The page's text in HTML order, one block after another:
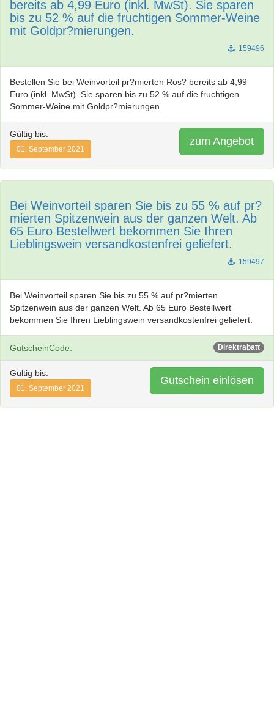
bereits ab 4,99 Euro (inkl. MwSt). Sie sparen
bis zu 52 % auf die fruchtigen Sommer-Weine
mit Goldpr?mierungen.
159496
Bestellen Sie bei Weinvorteil pr?mierten Ros? bereits ab 4,99
Euro (inkl. MwSt). Sie sparen bis zu 52 % auf die fruchtigen
Sommer-Weine mit Goldpr?mierungen.
Gültig bis:
01. September 2021
zum Angebot
Bei Weinvorteil sparen Sie bis zu 55 % auf pr?
mierten Spitzenwein aus der ganzen Welt. Ab
65 Euro Bestellwert bekommen Sie Ihren
Lieblingswein versandkostenfrei geliefert.
159497
Bei Weinvorteil sparen Sie bis zu 55 % auf pr?mierten
Spitzenwein aus der ganzen Welt. Ab 65 Euro Bestellwert
bekommen Sie Ihren Lieblingswein versandkostenfrei geliefert.
GutscheinCode: Direktrabatt
Gültig bis:
01. September 2021
Gutschein einlösen